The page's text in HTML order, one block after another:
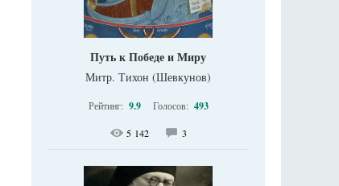
Путь к Победе и Миру
Митр. Тихон (Шевкунов)
Рейтинг: 9.9 Голосов: 493
5 142 3